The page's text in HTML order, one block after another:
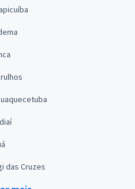
das Cruzes